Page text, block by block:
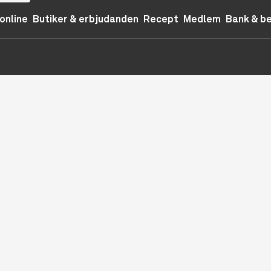
Butiker & erbjudanden Recept Medlem Bank &